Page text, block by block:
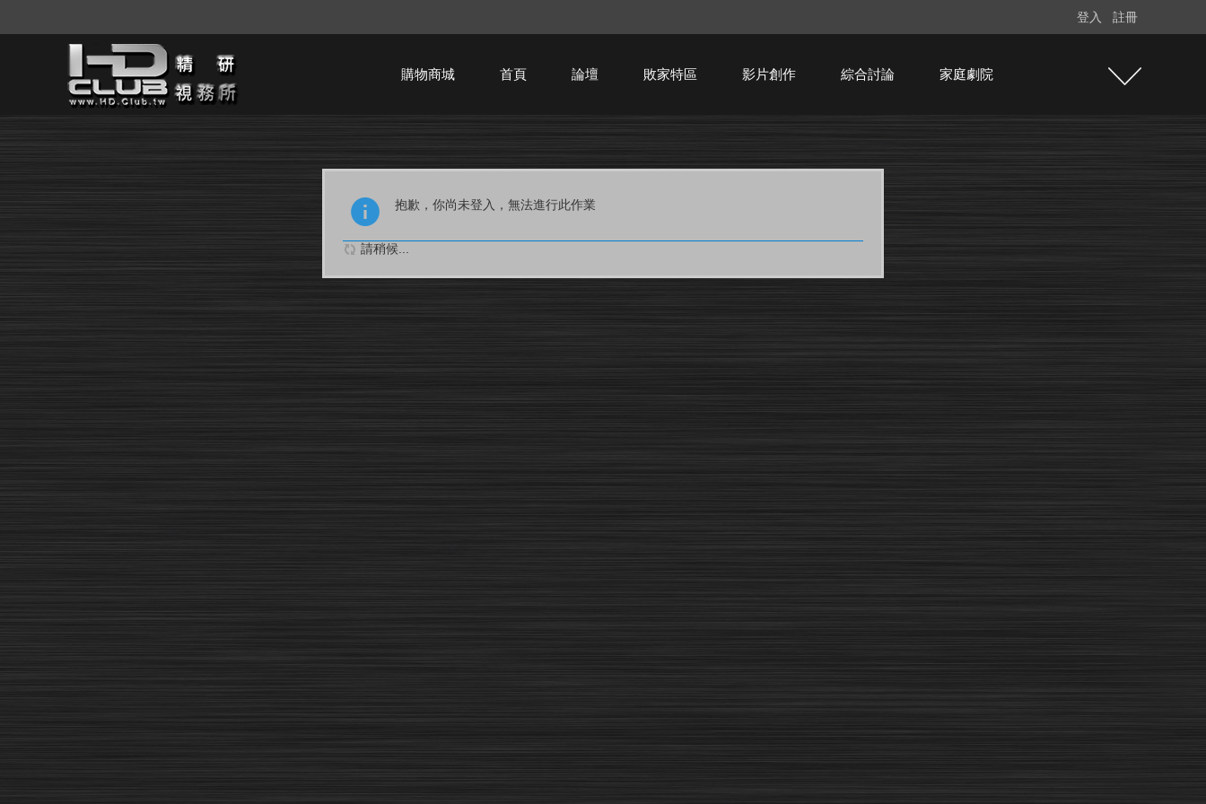
登入 註冊
購物商城 首頁 論壇 敗家特區 影片創作 綜合討論 家庭劇院
抱歉，你尚未登入，無法進行此作業
請稍候...